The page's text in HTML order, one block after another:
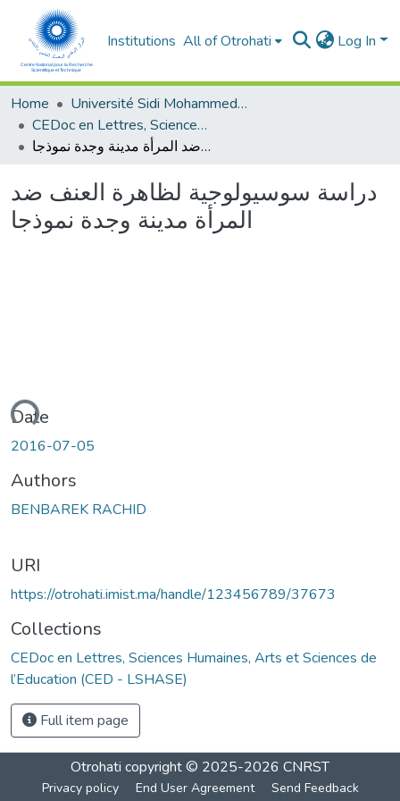
Institutions All of Otrohati Log In
Home
Université Sidi Mohammed Ben Abdellah - Fès
CEDoc en Lettres, Sciences Humaines, Arts et Sciences de l’Education (CED - LSHASE)
دراسة سوسيولوجية لظاهرة العنف ضد المرأة مدينة وجدة نموذجا
دراسة سوسيولوجية لظاهرة العنف ضد
المرأة مدينة وجدة نموذجا
Date
2016-07-05
Authors
BENBAREK RACHID
URI
https://otrohati.imist.ma/handle/123456789/37673
Collections
CEDoc en Lettres, Sciences Humaines, Arts et Sciences de
l’Education (CED - LSHASE)
Full item page
Otrohati copyright © 2025-2026 CNRST
Privacy policy End User Agreement Send Feedback